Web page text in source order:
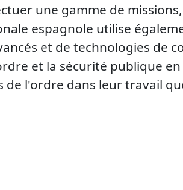
une gamme de
espagnole utilise
et de technologies de
et la sécurité publique
de l'ordre dans leur travail